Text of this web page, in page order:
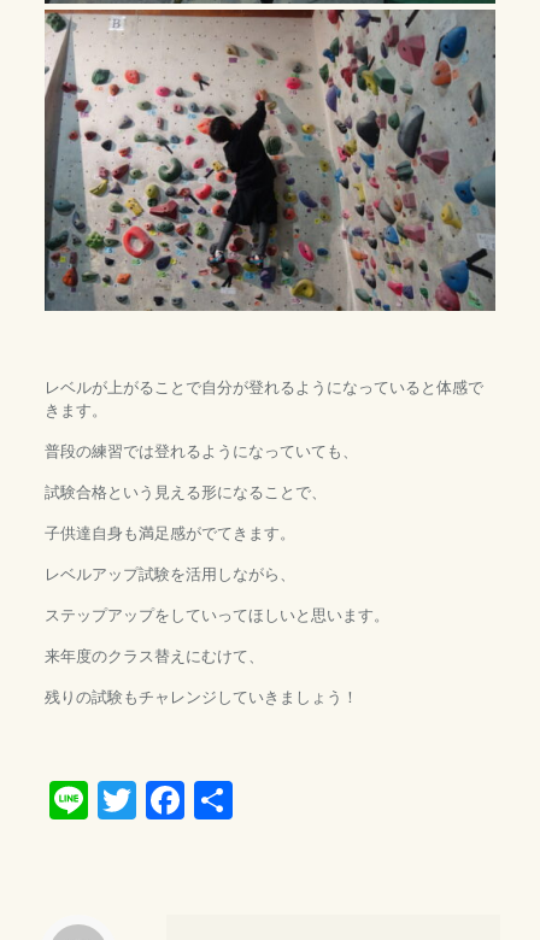
レベルが上がることで自分が登れるようになっていると体感で
きます。
普段の練習では登れるようになっていても、
試験合格という見える形になることで、
子供達自身も満足感がでてきます。
レベルアップ試験を活用しながら、
ステップアップをしていってほしいと思います。
来年度のクラス替えにむけて、
残りの試験もチャレンジしていきましょう！
LineTwitter
Facebook
共